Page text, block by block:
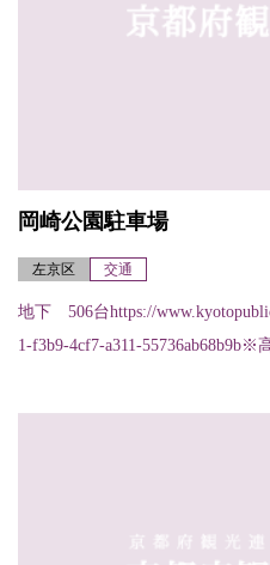
岡崎公園駐車場
左京区 交通
地下 506台https://
1-f3b9-4cf7-a311-55736ab68b9b※